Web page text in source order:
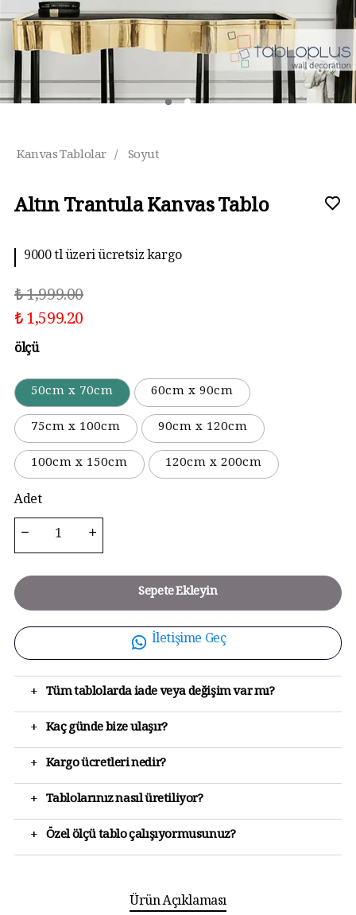
Kanvas Tablolar / Soyut
Altın Trantula Kanvas Tablo
9000 tl üzeri ücretsiz kargo
₺ 1,999.00
₺ 1,599.20
ölçü
50cm x 70cm
60cm x 90cm
75cm x 100cm
90cm x 120cm
100cm x 150cm
120cm x 200cm
Adet
Sepete Ekleyin
İletişime Geç
+ Tüm tablolarda iade veya değişim var mı?
+ Kaç günde bize ulaşır?
+ Kargo ücretleri nedir?
+ Tablolarınız nasıl üretiliyor?
+ Özel ölçü tablo çalışıyormusunuz?
Ürün Açıklaması